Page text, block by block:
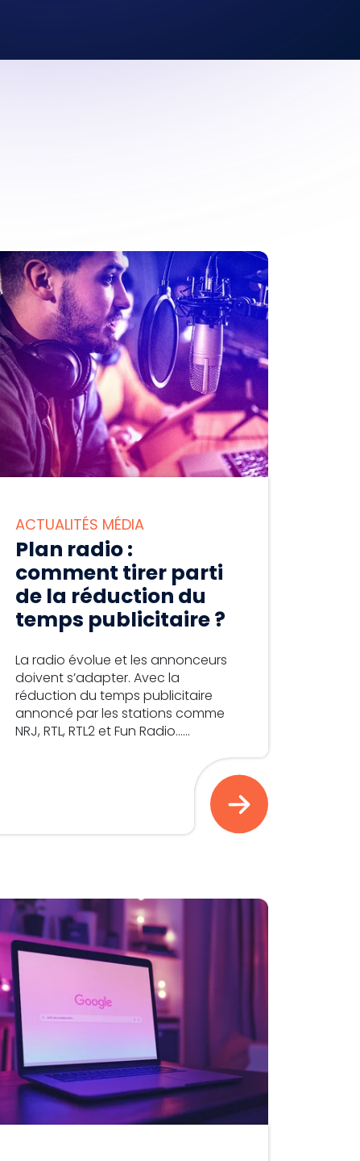
ACTUALITÉS MÉDIA
Plan radio :
comment tirer parti
de la réduction du
temps publicitaire ?
La radio évolue et les annonceurs
doivent s’adapter. Avec la
réduction du temps publicitaire
annoncé par les stations comme
NRJ, RTL, RTL2 et Fun Radio…...